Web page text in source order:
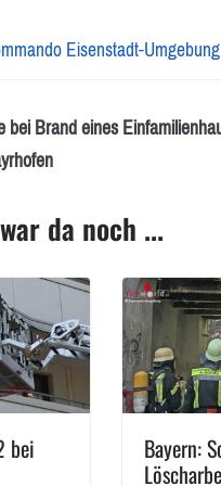
Eisenstadt-Umgebung
Brand eines
da noch ...
bei
Bayern: